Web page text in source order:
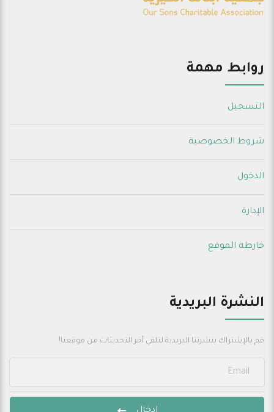
روابط مهمة
التسجيل
شروط الخصوصية
الدخول
الإدارة
خارطة الموقع
النشرة البريدية
قم بالإشتراك بنشرتنا البريدية لتلقي أخر التحديثات من موقعنا!